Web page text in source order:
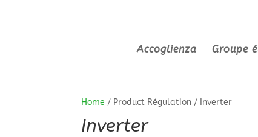
Accoglienza Groupe
Home / Product Régulation / Inverter
Inverter